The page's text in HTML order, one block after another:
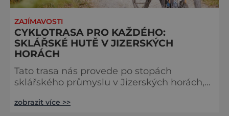
ZAJÍMAVOSTI
CYKLOTRASA PRO KAŽDÉHO:
SKLÁŘSKÉ HUTĚ V JIZERSKÝCH
HORÁCH
Tato trasa nás provede po stopách
sklářského průmyslu v Jizerských horách,
hlavními cíli budou sklářské hutě
zobrazit více >>